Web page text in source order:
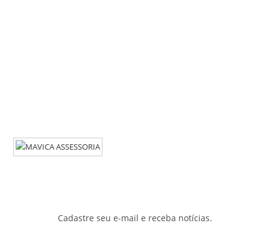
Cadastre seu e-mail e receba notícias.